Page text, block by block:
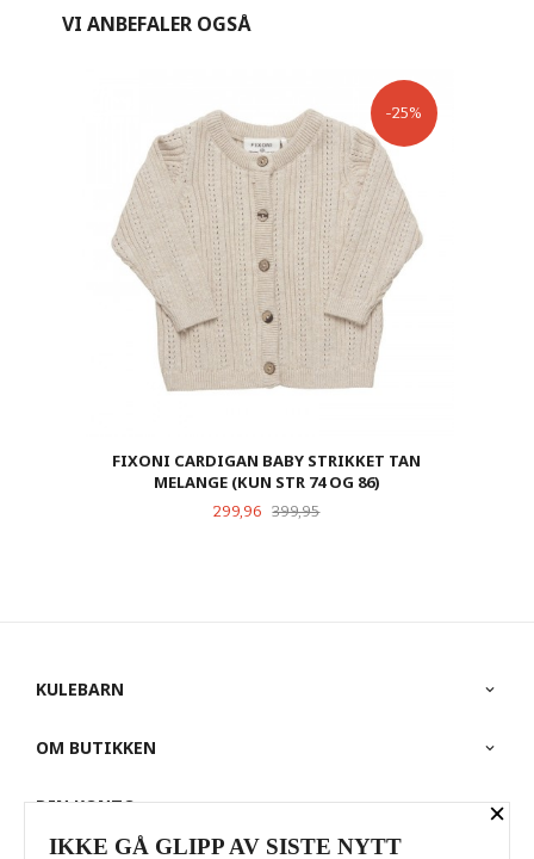
VI ANBEFALER OGSÅ
FIXONI CARDIGAN BABY STRIKKET TAN
MELANGE (KUN STR 74 OG 86)
Tilbud
299,96 399,95Rabatt
-25%
KULEBARN
OM BUTIKKEN
DIN KONTO ×
IKKE GÅ GLIPP AV SISTE NYTT